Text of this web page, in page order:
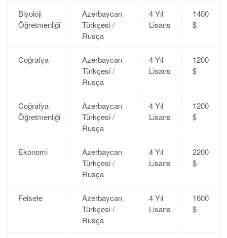
Biyoloji
Öğretmenliği
Azerbaycan
Türkçesi /
Rusça
4 Yıl
Lisans
1400
$
Coğrafya
Azerbaycan
Türkçesi /
Rusça
4 Yıl
Lisans
1200
$
Coğrafya
Öğretmenliği
Azerbaycan
Türkçesi /
Rusça
4 Yıl
Lisans
1200
$
Ekonomi
Azerbaycan
Türkçesi /
Rusça
4 Yıl
Lisans
2200
$
Felsefe
Azerbaycan
Türkçesi /
Rusça
4 Yıl
Lisans
1600
$